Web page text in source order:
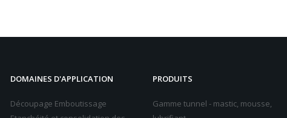
DOMAINES D'APPLICATION
Découpage Emboutissage
PRODUITS
Gamme tunnel - mastic, mousse,